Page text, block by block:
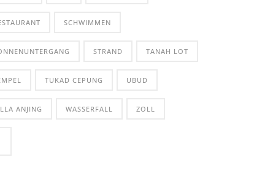
SCHWIMMEN
STRAND TANAH LOT
TUKAD CEPUNG UBUD
ANJING WASSERFALL ZOLL